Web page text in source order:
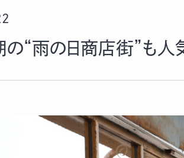
“雨の日商店街”も人